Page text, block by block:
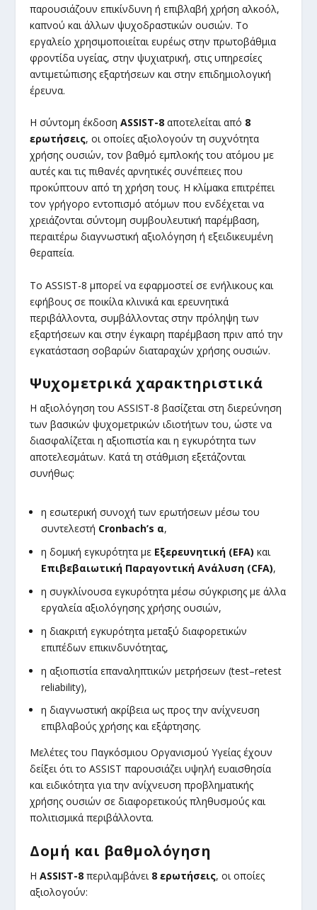
παρουσιάζουν επικίνδυνη ή επιβλαβή χρήση αλκοόλ,
καπνού και άλλων ψυχοδραστικών ουσιών. Το
εργαλείο χρησιμοποιείται ευρέως στην πρωτοβάθμια
φροντίδα υγείας, στην ψυχιατρική, στις υπηρεσίες
αντιμετώπισης εξαρτήσεων και στην επιδημιολογική
έρευνα.
Η σύντομη έκδοσηASSIST-8 αποτελείται από 8
ερωτήσεις, οι οποίες αξιολογούν τη συχνότητα
χρήσης ουσιών, τον βαθμό εμπλοκής του ατόμου με
αυτές και τις πιθανές αρνητικές συνέπειες που
προκύπτουν από τη χρήση τους. Η κλίμακα επιτρέπει
τον γρήγορο εντοπισμό ατόμων που ενδέχεται να
χρειάζονται σύντομη συμβουλευτική παρέμβαση,
περαιτέρω διαγνωστική αξιολόγηση ή εξειδικευμένη
θεραπεία.
Το ASSIST-8 μπορεί να εφαρμοστεί σε ενήλικους και
εφήβους σε ποικίλα κλινικά και ερευνητικά
περιβάλλοντα, συμβάλλοντας στην πρόληψη των
εξαρτήσεων και στην έγκαιρη παρέμβαση πριν από την
εγκατάσταση σοβαρών διαταραχών χρήσης ουσιών.
Ψυχομετρικά χαρακτηριστικά
Η αξιολόγηση του ASSIST-8 βασίζεται στη διερεύνηση
των βασικών ψυχομετρικών ιδιοτήτων του, ώστε να
διασφαλίζεται η αξιοπιστία και η εγκυρότητα των
αποτελεσμάτων. Κατά τη στάθμιση εξετάζονται
συνήθως:
η εσωτερική συνοχή των ερωτήσεων μέσω του
συντελεστή Cronbach’s α,
η δομική εγκυρότητα με Εξερευνητική (EFA) και
Επιβεβαιωτική Παραγοντική Ανάλυση (CFA),
η συγκλίνουσα εγκυρότητα μέσω σύγκρισης με άλλα
εργαλεία αξιολόγησης χρήσης ουσιών,
η διακριτή εγκυρότητα μεταξύ διαφορετικών
επιπέδων επικινδυνότητας,
η αξιοπιστία επαναληπτικών μετρήσεων (test–retest
reliability),
η διαγνωστική ακρίβεια ως προς την ανίχνευση
επιβλαβούς χρήσης και εξάρτησης.
Μελέτες του Παγκόσμιου Οργανισμού Υγείας έχουν
δείξει ότι το ASSIST παρουσιάζει υψηλή ευαισθησία
και ειδικότητα για την ανίχνευση προβληματικής
χρήσης ουσιών σε διαφορετικούς πληθυσμούς και
πολιτισμικά περιβάλλοντα.
Δομή και βαθμολόγηση
ΗASSIST-8 περιλαμβάνει 8 ερωτήσεις, οι οποίες
αξιολογούν: